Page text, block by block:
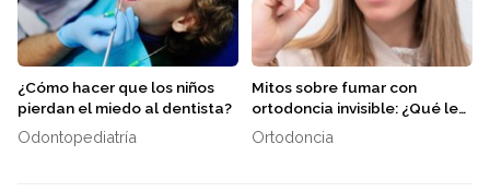
¿Cómo hacer que los niños
pierdan el miedo al dentista?
Odontopediatría
Mitos sobre fumar con
ortodoncia invisible: ¿Qué le
pasa a mis alineadores?
Ortodoncia